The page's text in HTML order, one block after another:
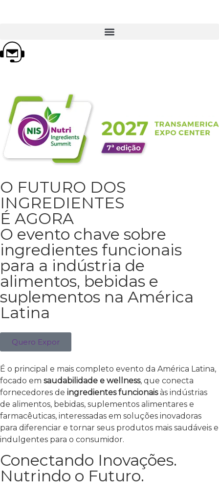
O FUTURO DOS
INGREDIENTES
É AGORA
O evento chave sobre
ingredientes funcionais
para a indústria de
alimentos, bebidas e
suplementos na América
Latina
Quero Expor
É o principal e mais completo evento da América Latina,
focado em saudabilidade e wellness, que conecta
fornecedores de ingredientes funcionaisàs indústrias
de alimentos, bebidas, suplementos alimentares e
farmacêuticas, interessadas em soluções inovadoras
para diferenciar e tornar seus produtos mais saudáveis e
indulgentes para o consumidor.
Conectando Inovações.
Nutrindo o Futuro.